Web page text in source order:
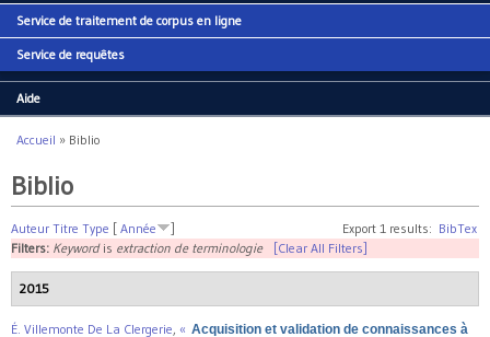
Service de traitement de corpus en ligne
Service de requêtes
Aide
Vous êtes ici
Accueil » Biblio
Biblio
Export 1 results: BibTex
Auteur Titre Type [ Année
]
Filters: Keywordis extraction de terminologie [Clear All Filters]
2015
É. Villemonte De La Clergerie, « Acquisition et validation de connaissances à